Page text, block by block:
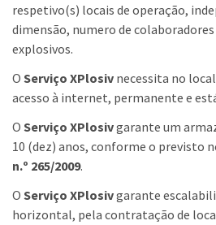
respetivo(s) locais de operação,
dimensão, numero de colaboradores
explosivos.
O Serviço XPlosiv necessita no
acesso à internet, permanente e
O Serviço XPlosivgarante um
10 (dez) anos, conforme o previsto
n.º 265/2009.
O Serviço XPlosivgarante
horizontal, pela contratação de